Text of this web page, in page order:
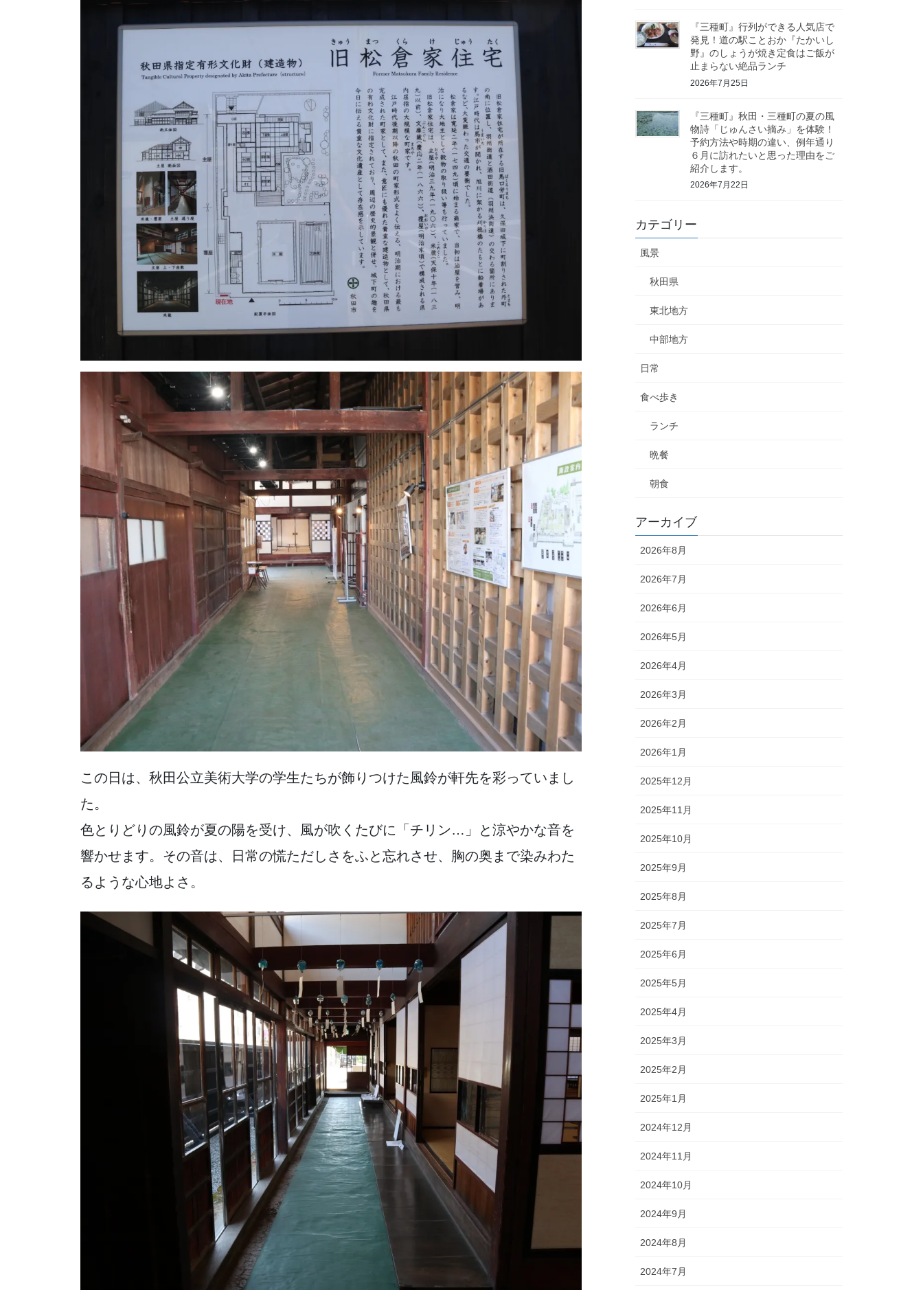
この日は、秋田公立美術大学の学生たちが飾りつけた風鈴が軒先を彩っていまし
た。
色とりどりの風鈴が夏の陽を受け、風が吹くたびに「チリン…」と涼やかな音を
響かせます。その音は、日常の慌ただしさをふと忘れさせ、胸の奥まで染みわた
るような心地よさ。
『三種町』行列ができる人気店で
発見！道の駅ことおか『たかいし
野』のしょうが焼き定食はご飯が
止まらない絶品ランチ
2026年7月25日
『三種町』秋田・三種町の夏の風
物詩「じゅんさい摘み」を体験！
予約方法や時期の違い、例年通り
６月に訪れたいと思った理由をご
紹介します。
2026年7月22日
カテゴリー
風景
秋田県
東北地方
中部地方
日常
食べ歩き
ランチ
晩餐
朝食
アーカイブ
2026年8月
2026年7月
2026年6月
2026年5月
2026年4月
2026年3月
2026年2月
2026年1月
2025年12月
2025年11月
2025年10月
2025年9月
2025年8月
2025年7月
2025年6月
2025年5月
2025年4月
2025年3月
2025年2月
2025年1月
2024年12月
2024年11月
2024年10月
2024年9月
2024年8月
2024年7月